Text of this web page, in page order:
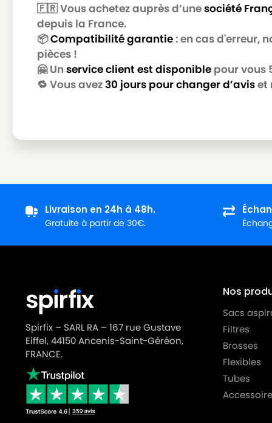
DE LONGHI
DE LONGHI XTE(Série)
DE LONGHI
DE LONGHI XTE1200E
DE LONGHI
DE LONGHI XTE1300E
DE LONGHI
DE LONGHI XTL(Série)
🇫🇷 Vous achetez auprès d’unesociété
depuis la France.
📦Compatibilité garantie: en cas d'erreur,
pièces !
🤗 Un service client est disponible pour vous
🔁 Vous avez30 jours pour changer d’aviset
Livraison en 24h à 48h.
Gratuite à partir de 30€.
Spirfix – SARL RA – 167 rue Gustave
Eiffel, 44150 Ancenis-Saint-Géréon,
FRANCE.
Nos
Sacs
Filtres
Brosses
Flexibles
Tubes